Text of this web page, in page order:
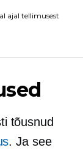
ajal tellimusest
tõusnud
. Ja see